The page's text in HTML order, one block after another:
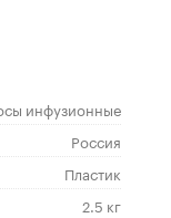
инфузионные
Россия
Пластик
2.5 кг